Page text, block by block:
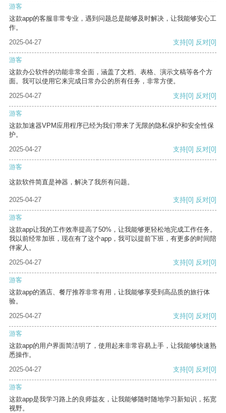
游客
这款app的客服非常专业，遇到问题总是能够及时解决，让我能够安心工
作。
2025-04-27
支持[0] 反对[0]
游客
这款办公软件的功能非常全面，涵盖了文档、表格、演示文稿等各个方
面。我可以使用它来完成日常办公的所有任务，非常方便。
2025-04-27
支持[0] 反对[0]
游客
这款加速器VPM应用程序已经为我们带来了无限的隐私保护和安全性保
护。
2025-04-27
支持[0] 反对[0]
游客
这款软件简直是神器，解决了我所有问题。
2025-04-27 支持[0] 反对[0]
游客
这款app让我的工作效率提高了50%，让我能够更轻松地完成工作任务。
我以前经常加班，现在有了这个app，我可以提前下班，有更多的时间陪
伴家人。
2025-04-27
支持[0] 反对[0]
游客
这款app的酒店、餐厅推荐非常有用，让我能够享受到高品质的旅行体
验。
2025-04-27
支持[0] 反对[0]
游客
这款app的用户界面简洁明了，使用起来非常容易上手，让我能够快速熟
悉操作。
2025-04-27
支持[0] 反对[0]
游客
这款app是我学习路上的良师益友，让我能够随时随地学习新知识，拓宽
视野。